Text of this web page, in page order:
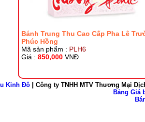
Bánh Trung Thu Cao Cấp Pha Lê
Phúc Hồng
Mã sản phẩm : PLH6
Giá : 850,000 VNĐ
Kinh Đô| Công ty TNHH MTV Thương Mại
Bảng Giá